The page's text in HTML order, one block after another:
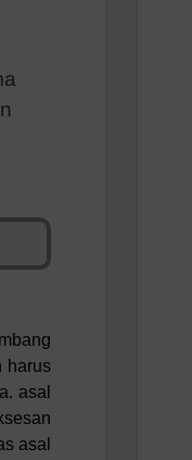
harus
asal
asal